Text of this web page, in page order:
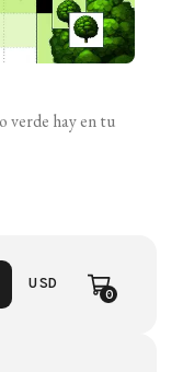
verde hay en tu
USD
0